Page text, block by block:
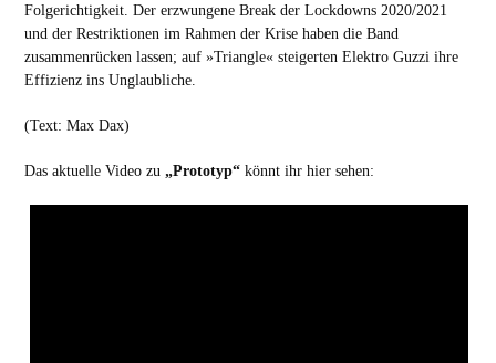
Folgerichtigkeit. Der erzwungene Break der Lockdowns 2020/2021
und der Restriktionen im Rahmen der Krise haben die Band
zusammenrücken lassen; auf »Triangle« steigerten Elektro Guzzi ihre
Effizienz ins Unglaubliche.
(Text: Max Dax)
Das aktuelle Video zu „Prototyp“könnt ihr hiersehen: